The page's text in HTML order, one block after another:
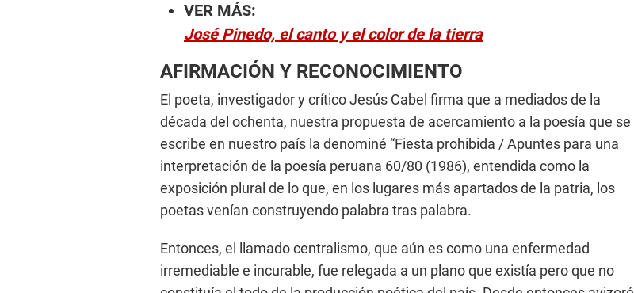
VER MÁS:
José Pinedo, el canto y el color de la tierra
AFIRMACIÓN Y RECONOCIMIENTO
El poeta, investigador y crítico Jesús Cabel firma que a mediados de la
década del ochenta, nuestra propuesta de acercamiento a la poesía que se
escribe en nuestro país la denominé “Fiesta prohibida / Apuntes para una
interpretación de la poesía peruana 60/80 (1986), entendida como la
exposición plural de lo que, en los lugares más apartados de la patria, los
poetas venían construyendo palabra tras palabra.
Entonces, el llamado centralismo, que aún es como una enfermedad
irremediable e incurable, fue relegada a un plano que existía pero que no